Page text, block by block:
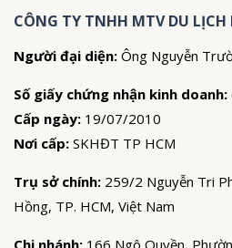
CÔNG TY TNHH MTV DU
Người đại diện: Ông Nguyễn
Số giấy chứng nhận kinh doanh:
Cấp ngày: 19/07/2010
Nơi cấp: SKHĐT TP HCM
Trụ sở chính: 259/2 Nguyễn Tri
Hồng, TP. HCM, Việt Nam